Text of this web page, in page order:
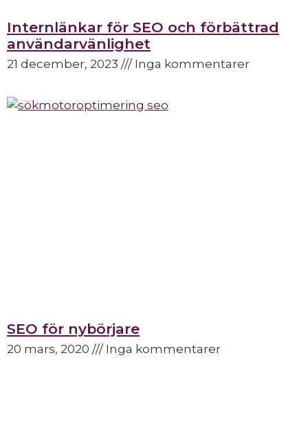
Internlänkar för SEO och förbättrad
användarvänlighet
21 december, 2023 Inga kommentarer
SEO för nybörjare
20 mars, 2020 Inga kommentarer